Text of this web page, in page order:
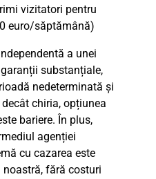
vizitatori pentru
euro/săptămână)
a unei
substanțiale,
nedeterminată și
chiria, opțiunea
bariere. În plus,
agenției
cu cazarea este
fără costuri